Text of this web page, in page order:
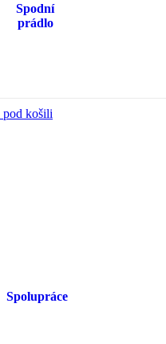
Spodní
prádlo
košili
Spolupráce